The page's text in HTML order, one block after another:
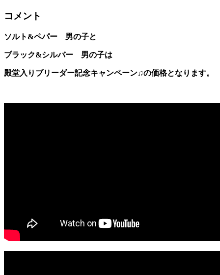
コメント
ソルト&ペパー 男の子と
ブラック&シルバー 男の子は
殿堂入りブリーダー記念キャンペーン♫の価格となります。